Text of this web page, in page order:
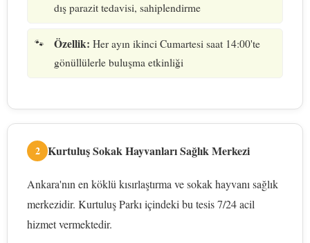
dış parazit tedavisi, sahiplendirme
Özellik: Her ayın ikinci Cumartesi saat 14:00'te
gönüllülerle buluşma etkinliği
2 Kurtuluş Sokak Hayvanları Sağlık Merkezi
Ankara'nın en köklü kısırlaştırma ve sokak hayvanı sağlık
merkezidir. Kurtuluş Parkı içindeki bu tesis 7/24 acil
hizmet vermektedir.